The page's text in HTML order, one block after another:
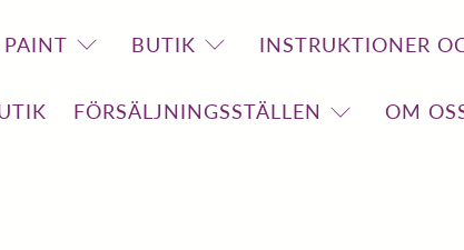
PAINT BUTIK INSTRUKTIONER
FÖRSÄLJNINGSSTÄLLEN OM